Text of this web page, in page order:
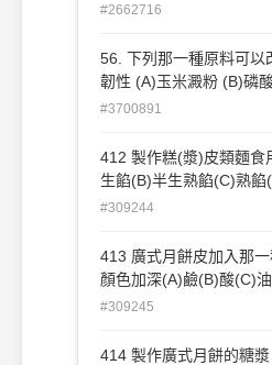
#2662716
56. 下列那一種原料可以
韌性 (A)玉米澱粉 (B)磷
。
#3700891
412 製作糕(漿)皮類麵食
生餡(B)半生熟餡(C)熟餡
可。 12
#309244
413 廣式月餅皮加入那
顏色加深(A)鹼(B)酸(C)
#309245
414 製作廣式月餅的糖